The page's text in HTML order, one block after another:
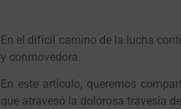
En el difícil camino de la lucha
y conmovedora.
En este artículo, queremos
que atravesó la dolorosa travesía